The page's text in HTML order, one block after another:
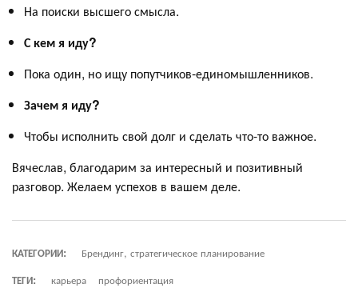
На поиски высшего смысла.
С кем я иду?
Пока один, но ищу попутчиков-единомышленников.
Зачем я иду?
Чтобы исполнить свой долг и сделать что-то важное.
Вячеслав, благодарим за интересный и позитивный
разговор. Желаем успехов в вашем деле.
КАТЕГОРИИ:
Брендинг, стратегическое планирование
ТЕГИ:
карьера профориентация